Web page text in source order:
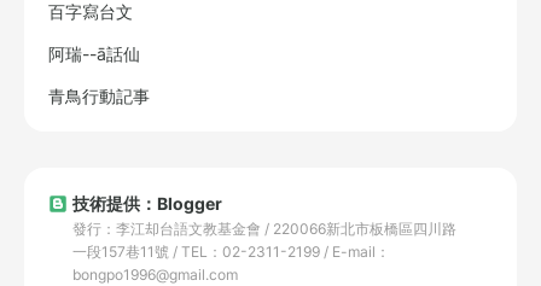
百字寫台文
阿瑞--ā話仙
青鳥行動記事
技術提供：Blogger
發行：李江却台語文教基金會 / 220066新北市板橋區四川路
一段157巷11號 / TEL：02-2311-2199 / E-mail：
bongpo1996@gmail.com